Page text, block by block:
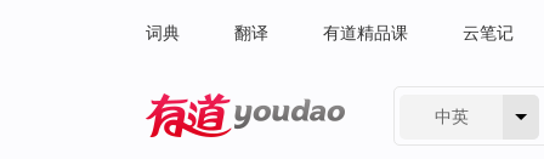
词典 翻译 有道精品课 云笔记
中英